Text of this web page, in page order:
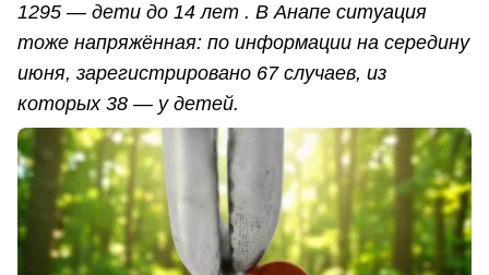
1295 — дети до 14 лет . В Анапе ситуация
тоже напряжённая: по информации на середину
июня, зарегистрировано 67 случаев, из
которых 38 — у детей.